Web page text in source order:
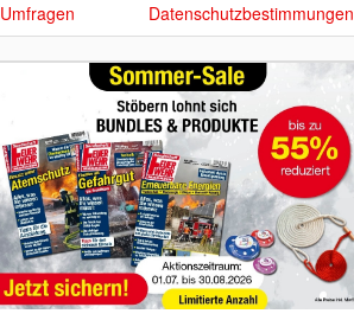
Umfragen Datenschutzbestimmungen